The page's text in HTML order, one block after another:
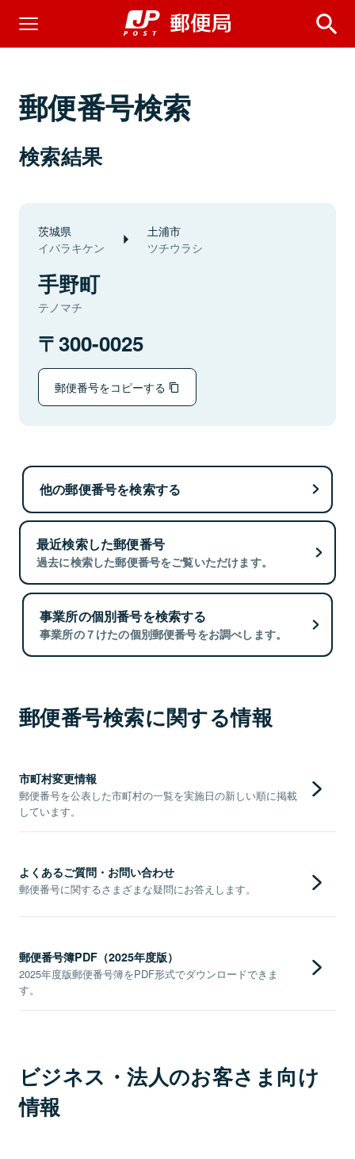
郵便番号検索
検索結果
茨城県
イバラキケン
土浦市
ツチウラシ
手野町
テノマチ
300-0025
郵便番号をコピーする
他の郵便番号を検索する
最近検索した郵便番号
過去に検索した郵便番号をご覧いただけます。
事業所の個別番号を検索する
事業所の７けたの個別郵便番号をお調べします。
郵便番号検索に関する情報
市町村変更情報
郵便番号を公表した市町村の一覧を実施日の新しい順に掲載
しています。
よくあるご質問・お問い合わせ
郵便番号に関するさまざまな疑問にお答えします。
郵便番号簿PDF（2025年度版）
2025年度版郵便番号簿をPDF形式でダウンロードできま
す。
ビジネス・法人のお客さま向け
情報